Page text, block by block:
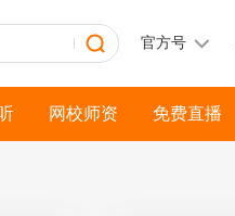
官方号
网校师资 免费直播